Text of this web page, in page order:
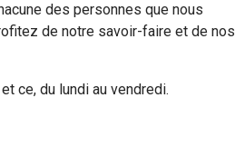
des personnes que nous
de notre savoir-faire et de nos
et ce, du lundi au vendredi.